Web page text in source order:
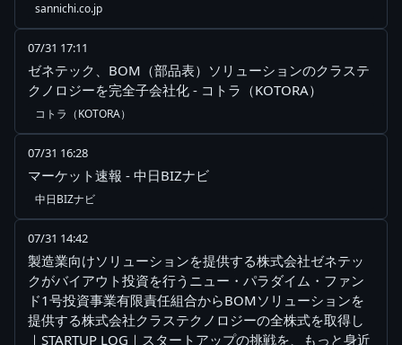
sannichi.co.jp
07/31 17:11
ゼネテック、BOM（部品表）ソリューションのクラステ
クノロジーを完全子会社化 - コトラ（KOTORA）
コトラ（KOTORA）
07/31 16:28
マーケット速報 - 中日BIZナビ
中日BIZナビ
07/31 14:42
製造業向けソリューションを提供する株式会社ゼネテッ
クがバイアウト投資を行うニュー・パラダイム・ファン
ド1号投資事業有限責任組合からBOMソリューションを
提供する株式会社クラステクノロジーの全株式を取得し
｜STARTUP LOG｜スタートアップの挑戦を、もっと身近